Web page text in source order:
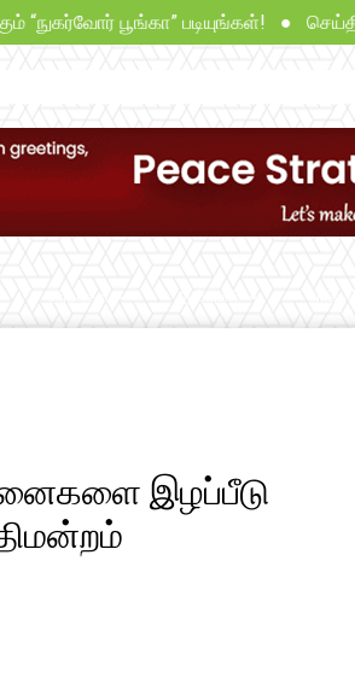
பூங்கா” படியுங்கள்! ● செய்தி
இழப்பீடு